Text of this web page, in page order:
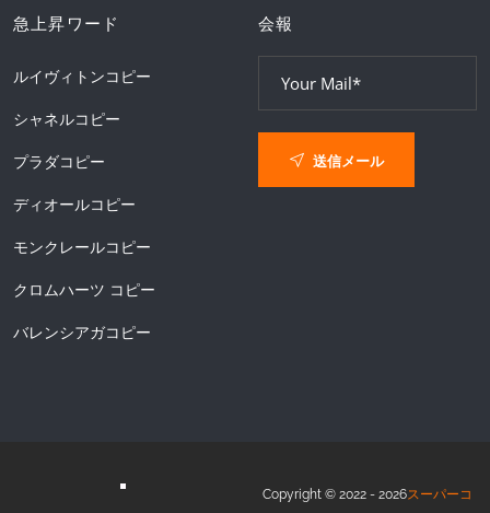
急上昇ワード
ルイヴィトンコピー
シャネルコピー
プラダコピー
ディオールコピー
モンクレールコピー
クロムハーツ コピー
バレンシアガコピー
会報
送信メール
Copyright © 2022 - 2026スーパーコ